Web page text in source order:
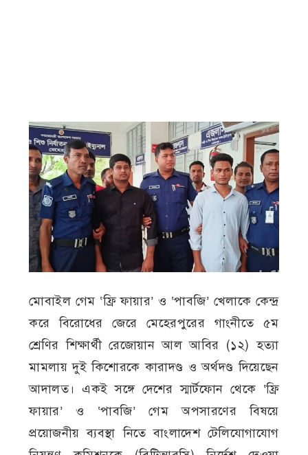
মোবাইল গেম ‘ফ্রি ফায়ার’ ও ‘পাবজি’ খেলাকে কেন্দ্র
করে বিরোধের জেরে মেহেরপুরের গাংনীতে ৫ম
শ্রেণির শিক্ষার্থী রেজোয়ান আল আবির (১২) হত্যা
মামলায় দুই কিশোরকে কারাদণ্ড ও অর্থদণ্ড দিয়েছেন
আদালত। একই সঙ্গে দেশের স্মার্টফোন থেকে ‘ফ্রি
ফায়ার’ ও ‘পাবজি’ গেম অপসারণের বিষয়ে
প্রয়োজনীয় ব্যবস্থা নিতে বাংলাদেশ টেলিযোগাযোগ